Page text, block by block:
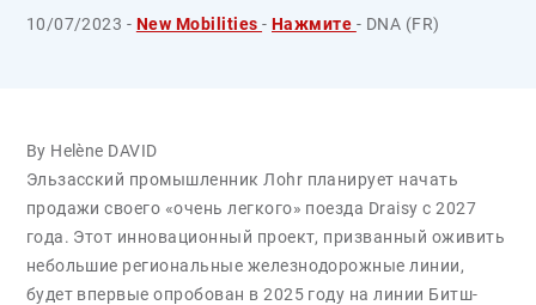
10/07/2023 - New Mobilities-Нажмите - DNA (FR)
By Helène DAVID
Эльзасский промышленник Лоhr планирует начать
продажи своего «очень легкого» поезда Draisy с 2027
года. Этот инновационный проект, призванный оживить
небольшие региональные железнодорожные линии,
будет впервые опробован в 2025 году на линии Битш-